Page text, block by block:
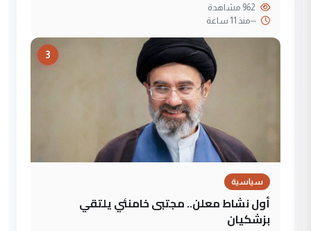
--منذ 11 ساعة
3
سياسية
أول نشاط معلن.. مجتبى خامنئي يلتقي
بزشكيان